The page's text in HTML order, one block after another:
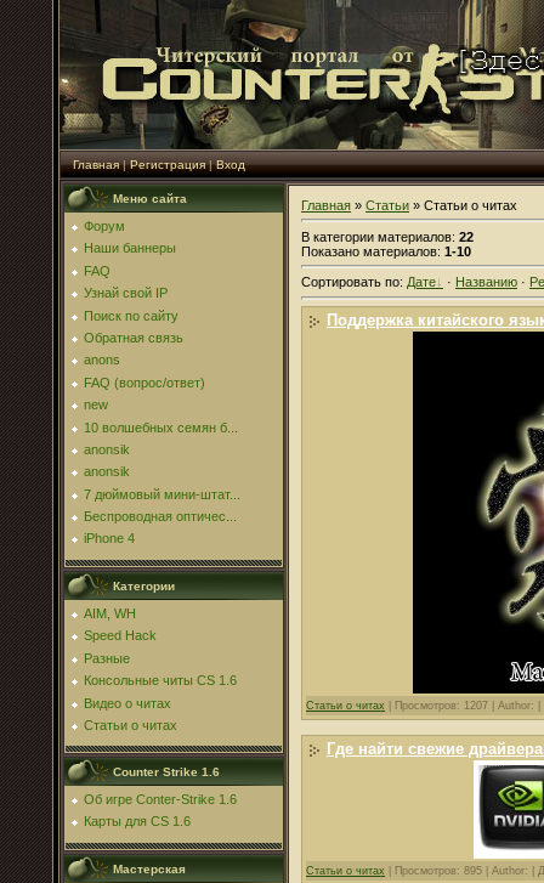
Главная|Регистрация|Вход
Меню сайта
Форум
Наши баннеры
FAQ
Узнай свой IP
Поиск по сайту
Обратная связь
anons
FAQ (вопрос/ответ)
new
10 волшебных семян б...
anonsik
anonsik
7 дюймовый мини-штат...
Беспроводная оптичес...
iPhone 4
Категории
AIM, WH
Speed Hack
Разные
Консольные читы CS 1.6
Видео о читах
Статьи о читах
Counter Strike 1.6
Об игре Conter-Strike 1.6
Карты для CS 1.6
Мастерская
Главная » Статьи » Статьи о читах
В категории материалов: 22
Показано материалов: 1-10
Сортировать по: Дате · Названию ·
Поддержка китайского
Статьи о читах Просмотров: 1207 | Author: |
Где найти свежие
Статьи о читах Просмотров: 895 | Author: |